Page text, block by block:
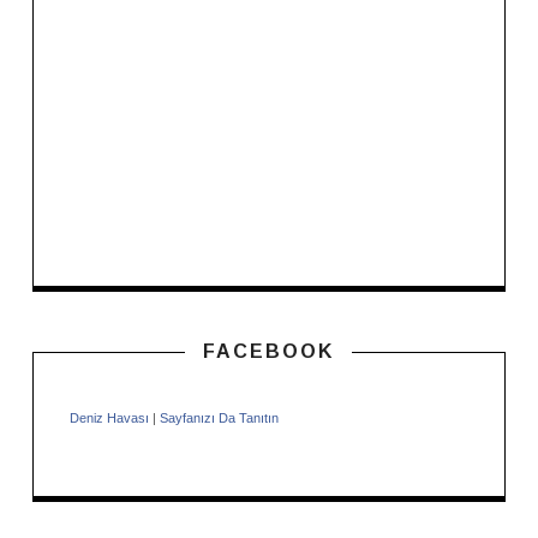
FACEBOOK
Deniz Havası | Sayfanızı Da Tanıtın